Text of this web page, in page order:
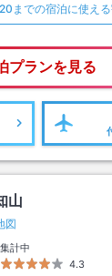
までの宿泊に使え
プランを見る
山
図
集計中
4.3